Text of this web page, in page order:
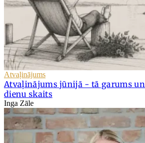
Atvaļinājums
Atvaļinājums jūnijā - tā garums
dienu skaits
Inga Zāle